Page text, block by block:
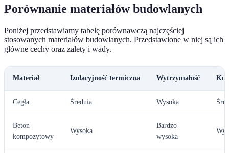
Porównanie materiałów budowlanych
Poniżej przedstawiamy tabelę porównawczą najczęściej
stosowanych materiałów budowlanych. Przedstawione w niej są ich
główne cechy oraz zalety i wady.
Materiał Izolacyjność termiczna Wytrzymałość
Cegła Średnia Wysoka
Beton
kompozytowy
Wysoka
Bardzo
wysoka